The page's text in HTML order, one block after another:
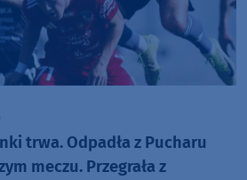
trwa. Odpadła z Pucharu
meczu. Przegrała z